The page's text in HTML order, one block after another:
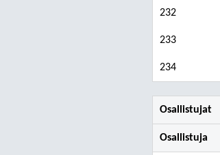
232
233
234
Osallistujat
Osallistuja